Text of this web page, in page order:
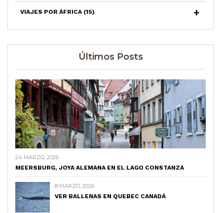
VIAJES POR ÁFRICA (15)
Últimos Posts
24 MARZO, 2026
MEERSBURG, JOYA ALEMANA EN EL LAGO CONSTANZA
8 MARZO, 2026
VER BALLENAS EN QUEBEC CANADÁ